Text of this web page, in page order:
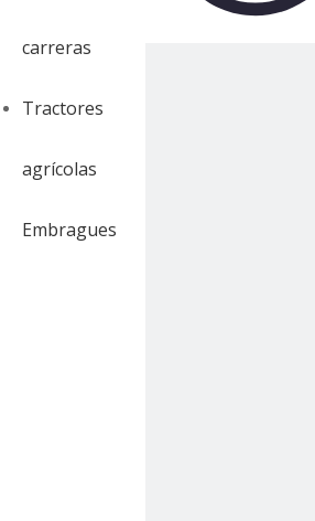
carreras
Tractores
agrícolas
Embragues